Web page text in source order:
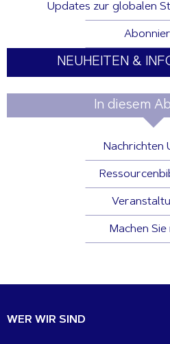
Updates zur globalen
NEUHEITEN &
In diesem
Nachrichten
Machen Sie
WER WIR SIND